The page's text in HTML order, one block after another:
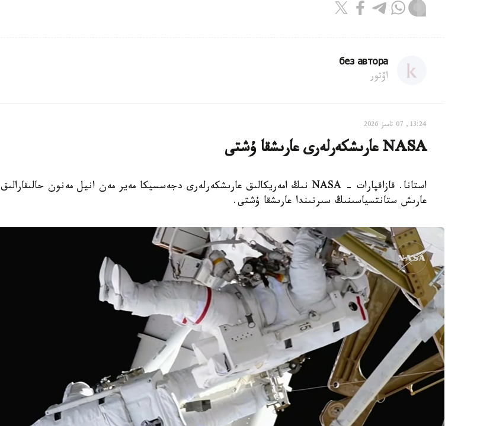
без автора
اۆتور
13:24, 07 تامىز 2026
NASA عارىشكەرلەرى عارىشقا ۇشتى
استانا. قازاقپارات - NASA نىڭ امەريكالىق عارىشكەرلەرى دجەسسيكا مەير مەن انيل مەنون حالىقارالىق
عارىش ستانتسياسىنىڭ سىرتىندا عارىشقا ۇشتى.